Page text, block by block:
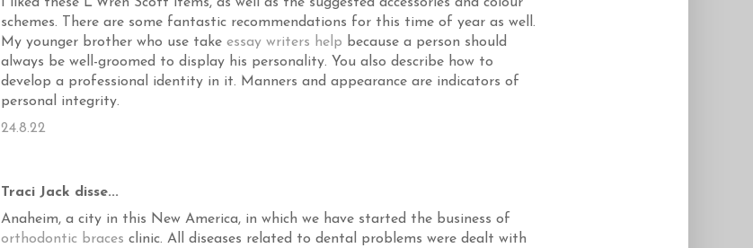
I liked these L'Wren Scott items, as well as the suggested accessories and colour
schemes. There are some fantastic recommendations for this time of year as well.
My younger brother who use take essay writers help because a person should
always be well-groomed to display his personality. You also describe how to
develop a professional identity in it. Manners and appearance are indicators of
personal integrity.
24.8.22
Traci Jack disse...
Anaheim, a city in this New America, in which we have started the business of
orthodontic braces clinic. All diseases related to dental problems were dealt with